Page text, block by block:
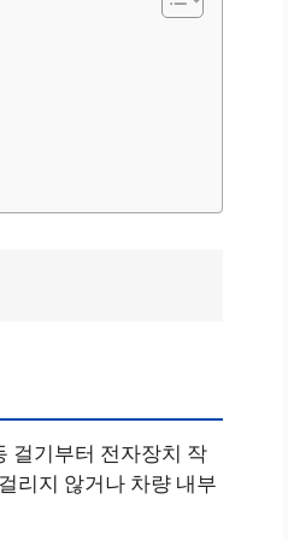
걸기부터 전자장치 작
리지 않거나 차량 내부